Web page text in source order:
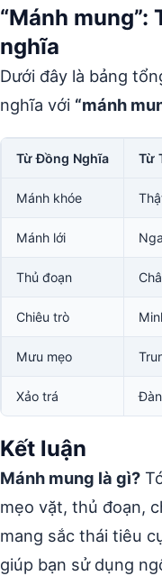
“Mánh
nghĩa
Dưới đây là bảng
nghĩa với “mánh
Từ Đồng Nghĩa Từ
Mánh khóe
Mánh lới
Thủ đoạn
Chiêu trò
Mưu mẹo
Xảo trá
Kết luận
Mánh mung là gì?
mẹo vặt, thủ đoạn,
mang sắc thái tiêu
giúp bạn sử dụng